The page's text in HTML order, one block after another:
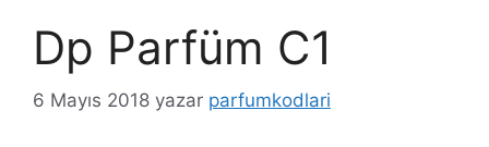
Dp Parfüm C1
6 Mayıs 2018 yazar parfumkodlari